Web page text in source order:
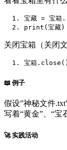
宝藏 = 宝箱.
print (宝藏)
关闭宝箱（关闭
宝箱. close ()
📖 例子
假设”神秘文件
写着“黄金”、“宝
🚀 实践活动